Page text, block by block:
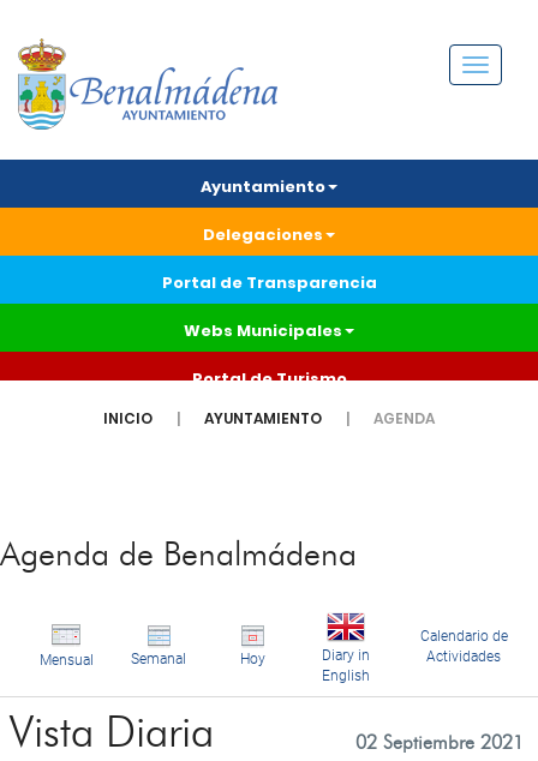
Menú
Ayuntamiento
Delegaciones
Portal de Transparencia
Webs Municipales
Portal de Turismo
INICIO AYUNTAMIENTO AGENDA
Agenda de Benalmádena
Mensual Semanal Hoy
Diary in
English
Calendario de
Actividades
Vista Diaria 02 Septiembre 2021